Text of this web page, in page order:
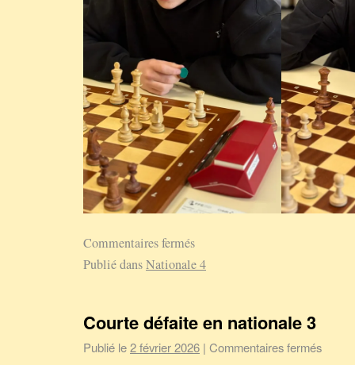
Commentaires fermés
Publié dansNationale 4
Courte défaite en nationale 3
Publié le2 février 2026 | Commentaires fermés